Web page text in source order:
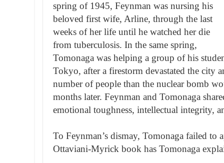
spring of 1945, Feynman was nursing his
beloved first wife, Arline, through the last
weeks of her life until he watched her die
from tuberculosis. In the same spring,
Tomonaga was helping a group of his
Tokyo, after a firestorm devastated the city
number of people than the nuclear bomb
months later. Feynman and Tomonaga
emotional toughness, intellectual integrity,
To Feynman’s dismay, Tomonaga failed to
Ottaviani-Myrick book has Tomonaga